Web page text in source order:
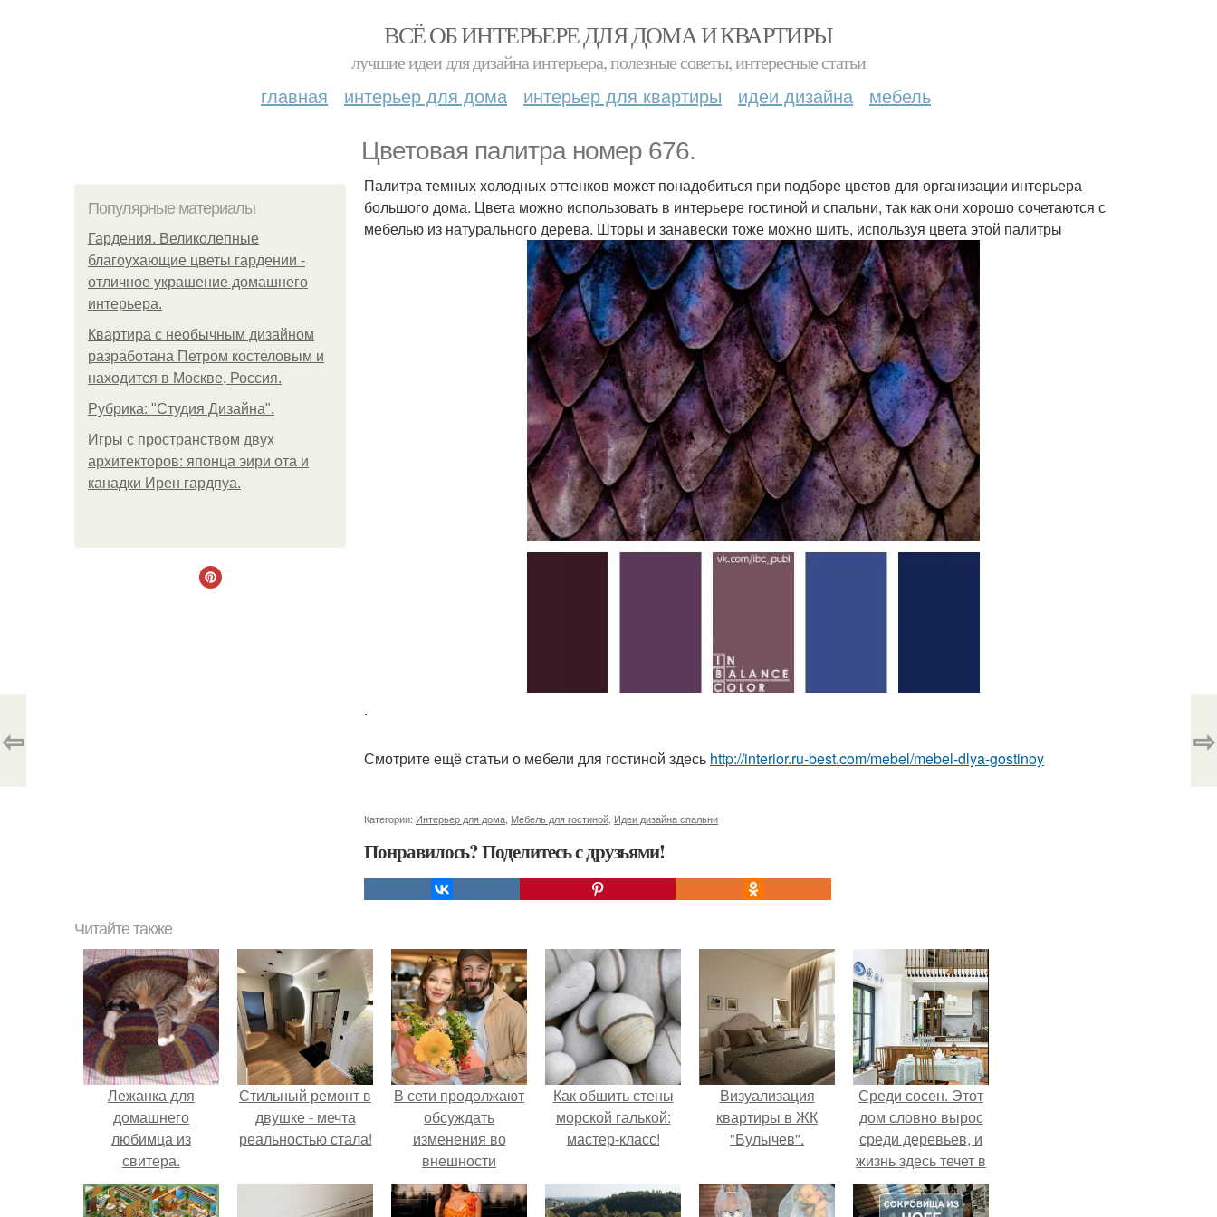
ВСЁ ОБ ИНТЕРЬЕРЕ ДЛЯ ДОМА И КВАРТИРЫ
лучшие идеи для дизайна интерьера, полезные советы, интересные статьи
главная интерьер для дома интерьер для квартиры идеи дизайна мебель
Цветовая палитра номер 676.
Популярные материалы
Гардения. Великолепные
благоухающие цветы гардении -
отличное украшение домашнего
интерьера.
Квартира с необычным дизайном
разработана Петром костеловым и
находится в Москве, Россия.
Рубрика: "Студия Дизайна".
Игры с пространством двух
архитекторов: японца эири ота и
канадки Ирен гардпуа.
Палитра темных холодных оттенков может понадобиться при подборе цветов для организации интерьера
большого дома. Цвета можно использовать в интерьере гостиной и спальни, так как они хорошо сочетаются с
мебелью из натурального дерева. Шторы и занавески тоже можно шить, используя цвета этой палитры
.
Смотрите ещё статьи о мебели для гостиной здесь http://interior.ru-best.com/mebel/mebel-dlya-gostinoy
Категории: Интерьер для дома Мебель для гостиной Идеи дизайна спальни
Понравилось? Поделитесь с друзьями!
⇦ ⇨
Читайте также
Лежанка для
домашнего
любимца из
свитера.
Стильный ремонт в
двушке - мечта
реальностью стала!
В сети продолжают
обсуждать
изменения во
внешности
актрисы.
Как обшить стены
морской галькой:
мастер-класс!
Визуализация
квартиры в ЖК
"Булычев".
Среди сосен. Этот
дом словно вырос
среди деревьев, и
жизнь здесь течет в
собственном ритме
- спокойно, без